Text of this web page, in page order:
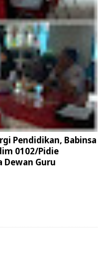
Pendidikan, Babinsa
0102/Pidie
Dewan Guru